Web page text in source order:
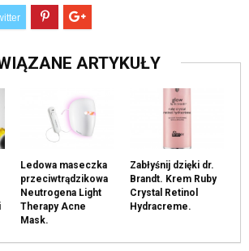
ARTYKUŁY
Ledowa maseczka
przeciwtrądzikowa
Neutrogena Light
Therapy Acne
Mask.
Zabłyśnij dzięki dr.
Brandt. Krem Ruby
Crystal Retinol
Hydracreme.